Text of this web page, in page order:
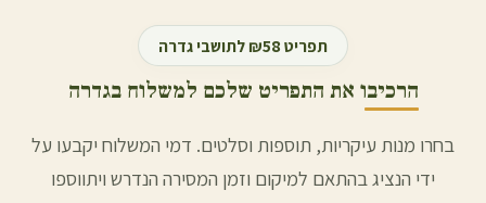
תפריט ₪58 לתושבי גדרה
הרכיבו את התפריט שלכם למשלוח בגדרה
בחרו מנות עיקריות, תוספות וסלטים. דמי המשלוח יקבעו על
ידי הנציג בהתאם למיקום וזמן המסירה הנדרש ויתווספו